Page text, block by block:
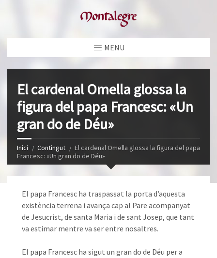
MENU
El cardenal Omella glossa la
figura del papa Francesc: «Un
gran do de Déu»
Inici Contingut
El cardenal Omella glossa la figura del papa
Francesc: «Un gran do de Déu»
El papa Francesc ha traspassat la porta d’aquesta
existència terrena i avança cap al Pare acompanyat
de Jesucrist, de santa Maria i de sant Josep, que tant
va estimar mentre va ser entre nosaltres.
El papa Francesc ha sigut un gran do de Déu per a